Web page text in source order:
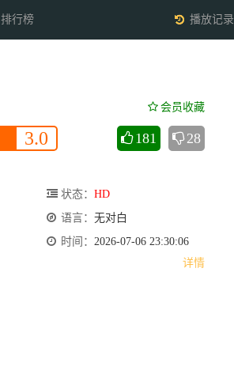
排行榜 播放记录
会员收藏
3.0 181 28
状态： HD
语言： 无对白
时间： 2026-07-06 23:30:06
详情